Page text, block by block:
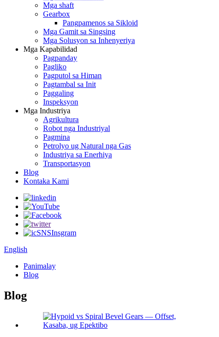
Mga shaft
Gearbox
Pangpamenos sa Sikloid
Mga Gamit sa Singsing
Mga Solusyon sa Inhenyeriya
Mga Kapabilidad
Pagpanday
Pagliko
Pagputol sa Himan
Pagtambal sa Init
Paggaling
Inspeksyon
Mga Industriya
Agrikultura
Robot nga Industriyal
Pagmina
Petrolyo ug Natural nga Gas
Industriya sa Enerhiya
Transportasyon
Blog
Kontaka Kami
English
Panimalay
Blog
Blog